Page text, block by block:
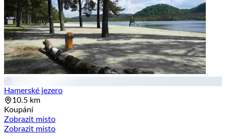
Hamerské jezero
10.5 km
Koupání
Zobrazit místo
Zobrazit místo